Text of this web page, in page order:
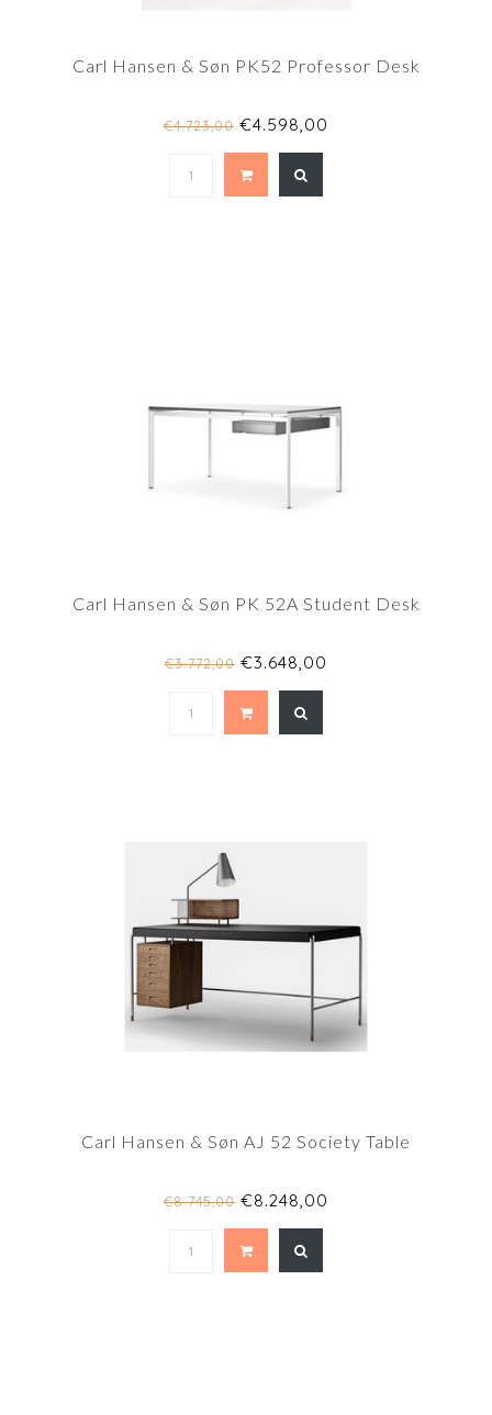
Carl Hansen & Søn PK52 Professor Desk
€4.723,00 €4.598,00
Carl Hansen & Søn PK 52A Student Desk
€3.772,00 €3.648,00
Carl Hansen & Søn AJ 52 Society Table
€8.745,00 €8.248,00